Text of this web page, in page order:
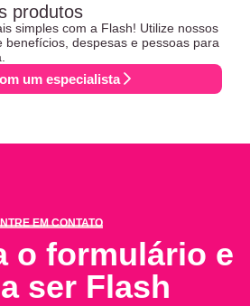
produtos
simples com a Flash! Utilize nossos
benefícios, despesas e pessoas para
um especialista
EM CONTATO
o formulário e
ser Flash